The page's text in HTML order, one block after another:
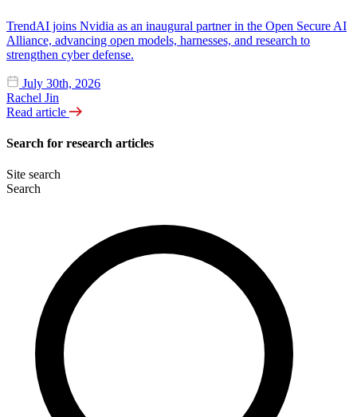
TrendAI joins Nvidia as an inaugural partner in the Open Secure AI
Alliance, advancing open models, harnesses, and research to
strengthen cyber defense.
July 30th, 2026
Rachel Jin
Read article
Search for research articles
Site search
Search